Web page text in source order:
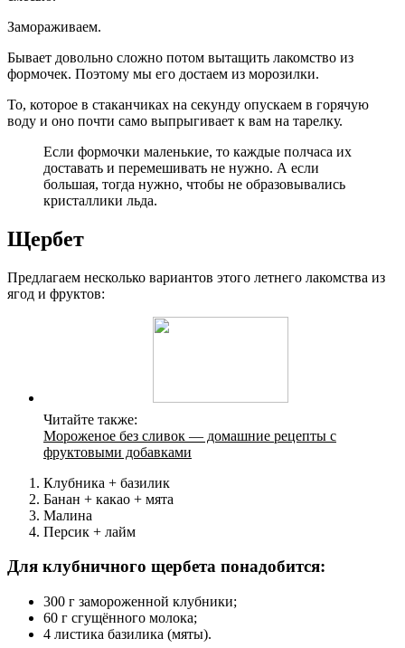
Замораживаем.
Бывает довольно сложно потом вытащить лакомство из
формочек. Поэтому мы его достаем из морозилки.
То, которое в стаканчиках на секунду опускаем в горячую
воду и оно почти само выпрыгивает к вам на тарелку.
Если формочки маленькие, то каждые полчаса их
доставать и перемешивать не нужно. А если
большая, тогда нужно, чтобы не образовывались
кристаллики льда.
Щербет
Предлагаем несколько вариантов этого летнего лакомства из
ягод и фруктов:
Читайте также:
Мороженое без сливок — домашние рецепты с
фруктовыми добавками
Клубника + базилик
Банан + какао + мята
Малина
Персик + лайм
Для клубничного щербета понадобится:
300 г замороженной клубники;
60 г сгущённого молока;
4 листика базилика (мяты).